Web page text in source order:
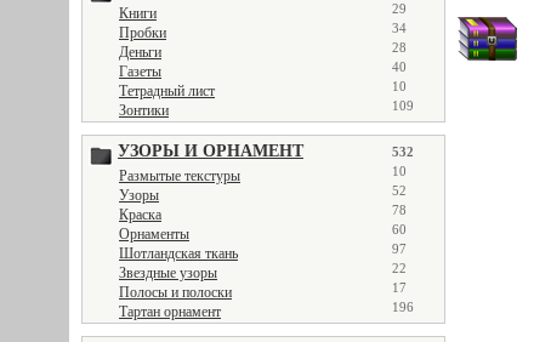
Книги 29
Пробки 34
Деньги 28
Газеты 40
Тетрадный лист 10
Зонтики 109
УЗОРЫ И ОРНАМЕНТ 532
Размытые текстуры 10
Узоры 52
Краска 78
Орнаменты 60
Шотландская ткань 97
Звездные узоры 22
Полосы и полоски 17
Тартан орнамент 196